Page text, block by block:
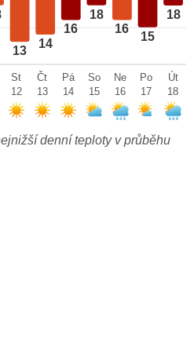
13
14
16
18
16
15
18
St
12
Čt
13
Pá
14
So
15
Ne
16
Po
17
Út
18
denní teploty v průběhu